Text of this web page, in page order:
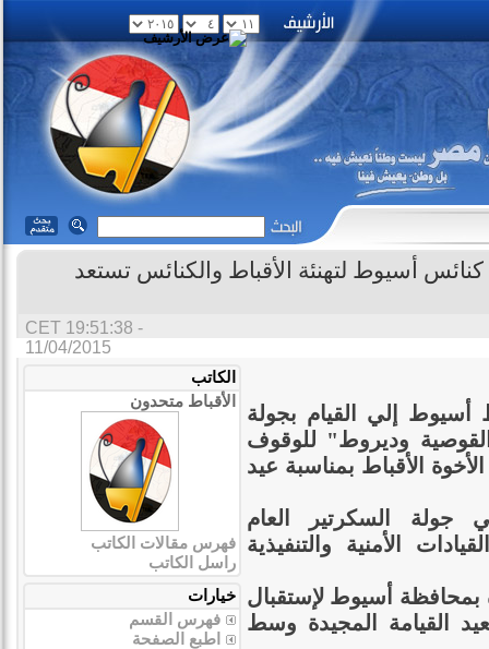
أسيوط لتهنئة الأقباط والكنائس تستعد
CET 19:51:38 -
11/04/2015
إلي القيام بجولة
وديروط" للوقوف
الأقباط بمناسبة عيد
السكرتير العام
الأمنية والتنفيذية
أسيوط لإستقبال
القيامة المجيدة وسط
الكاتب
الأقباط متحدون
فهرس مقالات الكاتب
راسل الكاتب
خيارات
فهرس القسم
اطبع الصفحة